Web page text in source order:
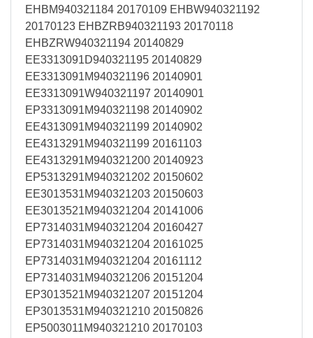
EHBM940321184 20170109 EHBW940321192
20170123 EHBZRB940321193 20170118
EHBZRW940321194 20140829
EE3313091D940321195 20140829
EE3313091M940321196 20140901
EE3313091W940321197 20140901
EP3313091M940321198 20140902
EE4313091M940321199 20140902
EE4313291M940321199 20161103
EE4313291M940321200 20140923
EP5313291M940321202 20150602
EE3013531M940321203 20150603
EE3013521M940321204 20141006
EP7314031M940321204 20160427
EP7314031M940321204 20161025
EP7314031M940321204 20161112
EP7314031M940321206 20151204
EP3013521M940321207 20151204
EP3013531M940321210 20150826
EP5003011M940321210 20170103